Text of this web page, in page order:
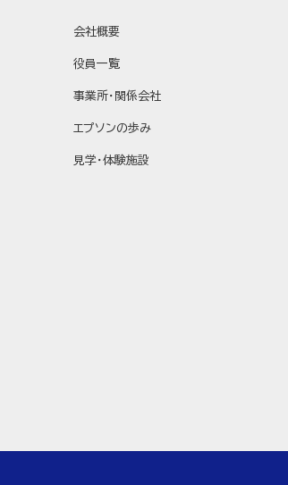
会社概要
役員一覧
事業所・関係会社
エプソンの歩み
見学・体験施設